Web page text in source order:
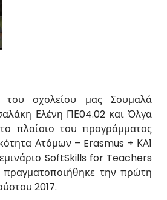
του σχολείου μας Σουμαλά
Ελένη ΠΕ04.02 και Όλγα
πλαίσιο του προγράμματος
Ατόμων – Erasmus + ΚΑ1
SoftSkills for Teachers
την πρώτη
2017.